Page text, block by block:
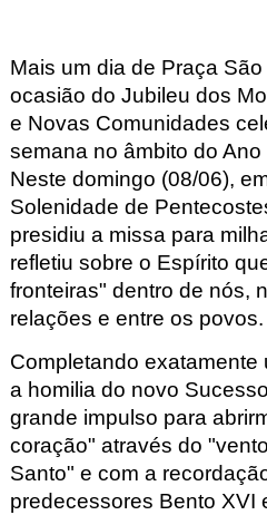
Mais um dia de Praça
ocasião do Jubileu dos
e Novas Comunidades
semana no âmbito do
Neste domingo (08/06),
Solenidade de
presidiu a missa para
refletiu sobre o Espírito
fronteiras" dentro de nós,
relações e entre os povos.
Completando exatamente
a homilia do novo
grande impulso para
coração" através do
Santo" e com a
predecessores Bento XVI